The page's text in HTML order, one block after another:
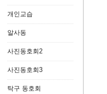
개인교습
알사동
사진동호회2
사진동호회3
탁구 동호회